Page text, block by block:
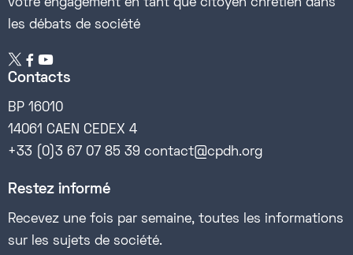
votre engagement en tant que citoyen chrétien dans
les débats de société
 
Contacts
BP 16010
14061 CAEN CEDEX 4
+33 (0)3 67 07 85 39 contact@cpdh.org
Restez informé
Recevez une fois par semaine, toutes les informations
sur les sujets de société.